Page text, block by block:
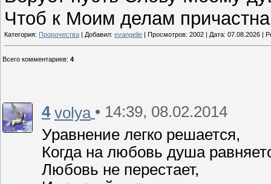
Чтоб к Моим делам
Категория: Пророчества | Добавил: evangelie | Просмотров: 2002 | Дата: 07.08.2026 |
Всего комментариев: 4
4 volya • 14:39, 08.02.2014
Уравнение легко решается,
Когда на любовь душа
Любовь не перестает,